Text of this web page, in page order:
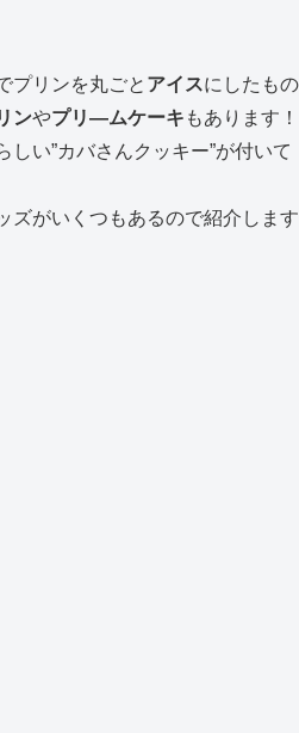
プリンを丸ごと アイスにしたもの
ンやプリ―ムケーキ もあります！
しい”カバさんクッキー”が付いて
ズがいくつもあるので紹介します